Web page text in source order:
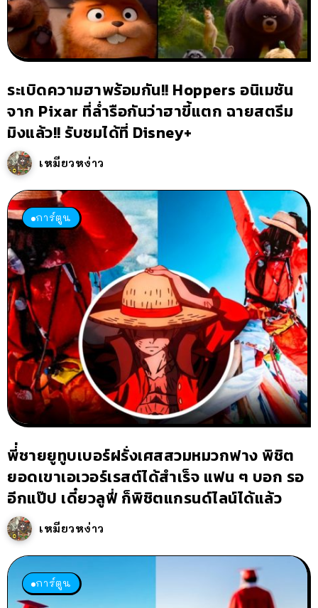
ระเบิดความฮาพร้อมกัน!! Hoppers อนิเมชัน
จาก Pixar ที่ล่ำรือกันว่าฮาขี้แตก ฉายสตรีม
มิงแล้ว!! รับชมได้ที่ Disney+
เหมียวหง่าว
การ์ตูน
พี่่ชายยูทูบเบอร์ฝรั่งเศสสวมหมวกฟาง พิชิต
ยอดเขาเอเวอร์เรสต์ได้สำเร็จ แฟน ๆ บอก รอ
อีกแป๊ป เดี๋ยวลูฟี่ ก็พิชิตแกรนด์ไลน์ได้แล้ว
เหมียวหง่าว
การ์ตูน